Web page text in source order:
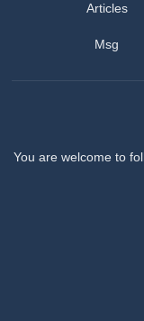
Articles
Msg
You are welcome to